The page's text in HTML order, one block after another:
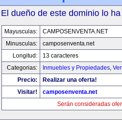
El dueño de este dominio lo
Mayusculas:
CAMPOSENVENTA.NET
Minusculas:
camposenventa.net
Longitud:
13 caracteres
Categorias:
Inmuebles y Propiedades,
Precio:
Realizar una oferta!
Visitar!
camposenventa.net
Serán consideradas